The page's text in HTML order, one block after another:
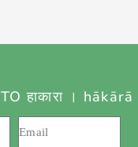
हाकारा । hākārā